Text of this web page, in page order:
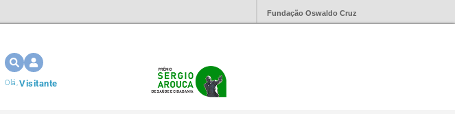
Fundação Oswaldo Cruz
Olá,Visitante